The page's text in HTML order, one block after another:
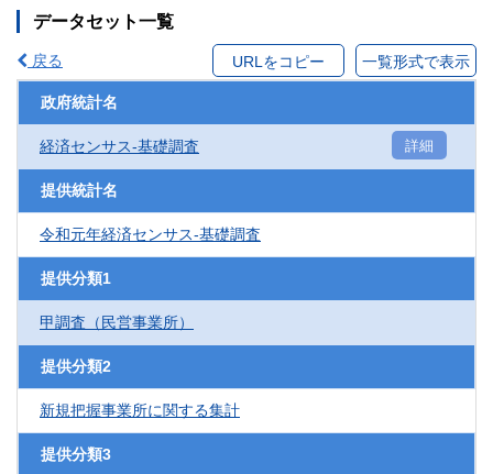
データセット一覧
戻る URLをコピー 一覧形式で表示
政府統計名
経済センサス‐基礎調査 詳細
提供統計名
令和元年経済センサス‐基礎調査
提供分類1
甲調査（民営事業所）
提供分類2
新規把握事業所に関する集計
提供分類3